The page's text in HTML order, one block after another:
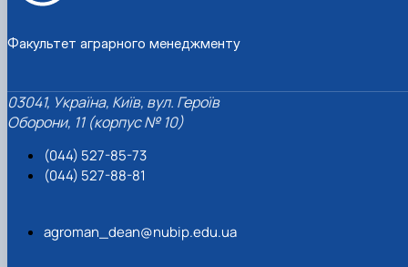
Факультет аграрного менеджменту
03041, Україна, Київ, вул. Героїв
Оборони, 11 (корпус № 10)
(044) 527-85-73
(044) 527-88-81
agroman_dean@nubip.edu.ua